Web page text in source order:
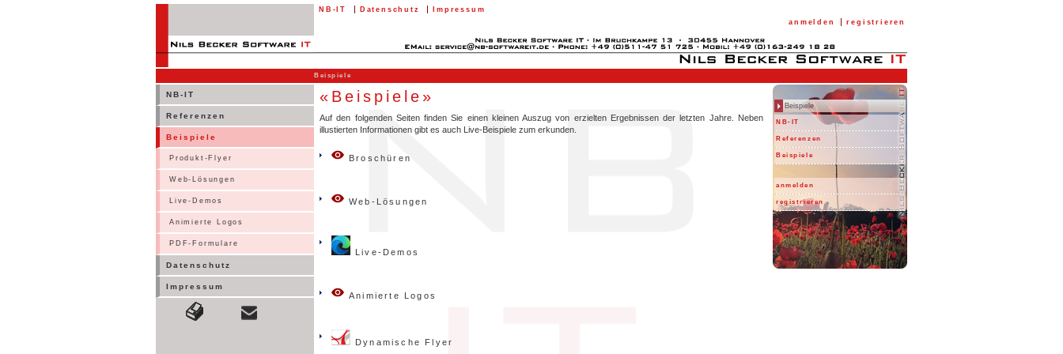
anmelden registrieren
NB-IT Datenschutz Impressum
Beispiele
NB-IT
Referenzen
Beispiele
Produkt-Flyer
Web-Lösungen
Live-Demos
Animierte Logos
PDF-Formulare
Datenschutz
Impressum
«Beispiele»
Auf den folgenden Seiten finden Sie einen kleinen Auszug von erzielten Ergebnissen der letzten Jahre. Neben
illustierten Informationen gibt es auch Live-Beispiele zum erkunden.
Broschüren
Web-Lösungen
Live-Demos
Animierte Logos
Dynamische Flyer
Beispiele
NB-IT
Referenzen
Beispiele
anmelden
registrieren